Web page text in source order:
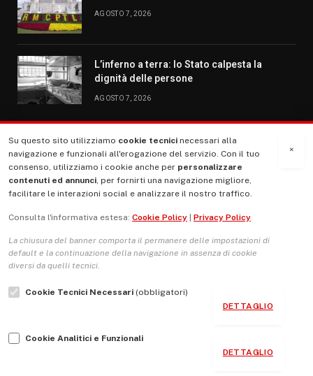
AGOSTO 7, 2026
L’inferno a terra: lo Stato calpesta la
dignità delle persone
AGOSTO 7, 2026
MENU
La Nostra Storia
Le Copertine
L’Associazione
Indirizzo Socio Politico Culturale
Guida per le autrici e gli autori
×
Su questo sito utilizziamo cookie tecnici necessari alla
navigazione e funzionali all'erogazione del servizio. Con il tuo
consenso, utilizziamo i cookie anche per personalizzare
contenuti ed annunci, per fornirti una navigazione migliore,
facilitare le interazioni social e analizzare il nostro traffico.
Consulta l'informativa estesa: Cookie Policy Privacy Policy
La chiusura del banner comporta il permanere delle impostazioni di
default e la continuazione della navigazione in assenza di cookie
diversi da quelli tecnici.
Cookie Tecnici Necessari (obbligatori)
DETTAGLIO
Cookie Analitici e Funzionali
DETTAGLIO